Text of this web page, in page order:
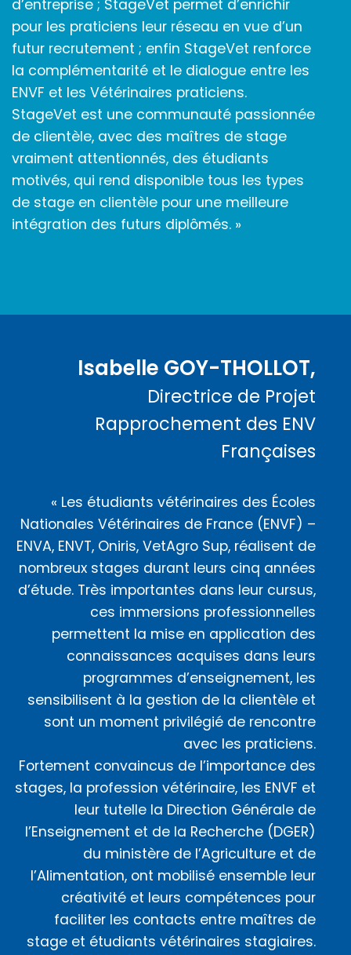
d’entreprise ; StageVet permet d’enrichir
pour les praticiens leur réseau en vue d’un
futur recrutement ; enfin StageVet renforce
la complémentarité et le dialogue entre les
ENVF et les Vétérinaires praticiens.
StageVet est une communauté passionnée
de clientèle, avec des maîtres de stage
vraiment attentionnés, des étudiants
motivés, qui rend disponible tous les types
de stage en clientèle pour une meilleure
intégration des futurs diplômés. »
Isabelle GOY-THOLLOT,
Directrice de Projet
Rapprochement des ENV
Françaises
« Les étudiants vétérinaires des Écoles
Nationales Vétérinaires de France (ENVF) –
ENVA, ENVT, Oniris, VetAgro Sup, réalisent de
nombreux stages durant leurs cinq années
d’étude. Très importantes dans leur cursus,
ces immersions professionnelles
permettent la mise en application des
connaissances acquises dans leurs
programmes d’enseignement, les
sensibilisent à la gestion de la clientèle et
sont un moment privilégié de rencontre
avec les praticiens.
Fortement convaincus de l’importance des
stages, la profession vétérinaire, les ENVF et
leur tutelle la Direction Générale de
l’Enseignement et de la Recherche (DGER)
du ministère de l’Agriculture et de
l’Alimentation, ont mobilisé ensemble leur
créativité et leurs compétences pour
faciliter les contacts entre maîtres de
stage et étudiants vétérinaires stagiaires.